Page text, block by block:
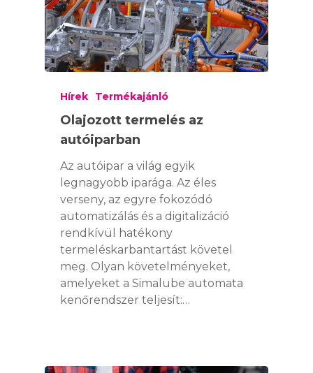
Hírek Termékajánló
Olajozott termelés az
autóiparban
Az autóipar a világ egyik
legnagyobb iparága. Az éles
verseny, az egyre fokozódó
automatizálás és a digitalizáció
rendkívül hatékony
termeléskarbantartást követel
meg. Olyan követelményeket,
amelyeket a Simalube automata
kenőrendszer teljesít:…